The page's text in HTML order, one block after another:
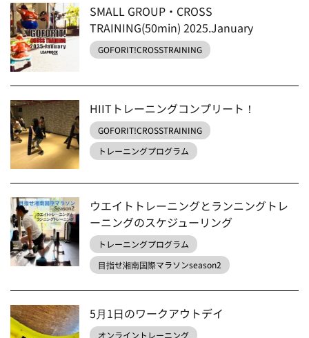
SMALL GROUP・CROSS
TRAINING(50min) 2025.January
GOFORIT!CROSSTRAINING
HIITトレーニングコンプリート！
GOFORIT!CROSSTRAINING
トレーニングプログラム
ウエイトトレーニングとランニングトレ
ーニングのスケジューリング
トレーニングプログラム
目指せ湘南国際マラソンseason2
5月1日のワークアウトデイ
オンライントレーニング